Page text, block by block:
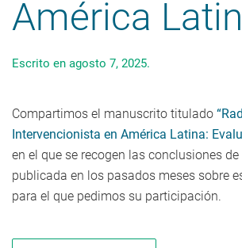
América
Escrito en agosto 7, 2025.
Compartimos el manuscrito titulado
Intervencionista en América Latina:
en el que se recogen las conclusiones
publicada en los pasados meses sobre
para el que pedimos su participación.